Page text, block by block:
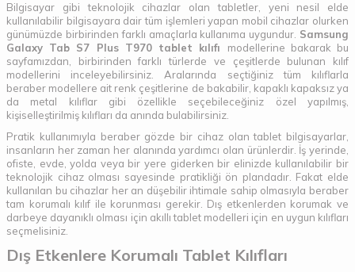
Bilgisayar gibi teknolojik cihazlar olan tabletler, yeni nesil elde
kullanılabilir bilgisayara dair tüm işlemleri yapan mobil cihazlar olurken
günümüzde birbirinden farklı amaçlarla kullanıma uygundur. Samsung
Galaxy Tab S7 Plus T970 tablet kılıfı modellerine bakarak bu
sayfamızdan, birbirinden farklı türlerde ve çeşitlerde bulunan kılıf
modellerini inceleyebilirsiniz. Aralarında seçtiğiniz tüm kılıflarla
beraber modellere ait renk çeşitlerine de bakabilir, kapaklı kapaksız ya
da metal kılıflar gibi özellikle seçebileceğiniz özel yapılmış,
kişiselleştirilmiş kılıfları da anında bulabilirsiniz.
Pratik kullanımıyla beraber gözde bir cihaz olan tablet bilgisayarlar,
insanların her zaman her alanında yardımcı olan ürünlerdir. İş yerinde,
ofiste, evde, yolda veya bir yere giderken bir elinizde kullanılabilir bir
teknolojik cihaz olması sayesinde pratikliği ön plandadır. Fakat elde
kullanılan bu cihazlar her an düşebilir ihtimale sahip olmasıyla beraber
tam korumalı kılıf ile korunması gerekir. Dış etkenlerden korumak ve
darbeye dayanıklı olması için akıllı tablet modelleri için en uygun kılıfları
seçmelisiniz.
Dış Etkenlere Korumalı Tablet Kılıfları